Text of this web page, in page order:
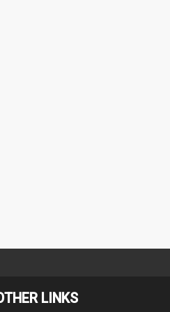
LINKS